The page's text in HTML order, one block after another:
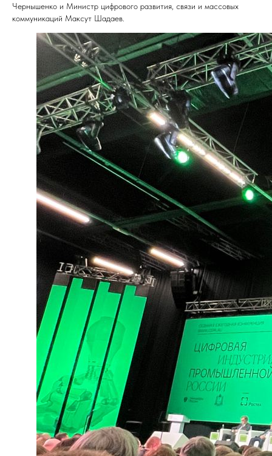
Чернышенко и Министр цифрового развития, связи и массовых
коммуникаций Максут Шадаев.